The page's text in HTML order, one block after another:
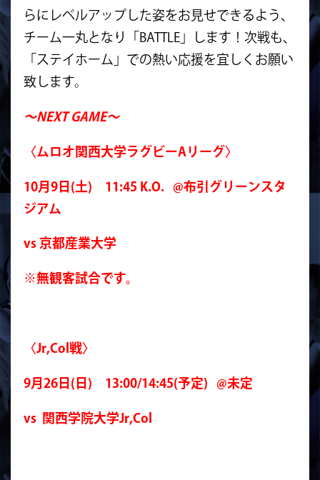
らにレベルアップした姿をお見せできるよう、
チーム一丸となり「BATTLE」します！次戦も、
「ステイホーム」での熱い応援を宜しくお願い
致します。
～NEXT GAME～
〈ムロオ関西大学ラグビーAリーグ〉
10月9日(土) 11:45 K.O. @布引グリーンスタ
ジアム
vs 京都産業大学
※無観客試合です。
〈Jr,Col戦〉
9月26日(日) 13:00/14:45(予定) @未定
vs 関西学院大学Jr,Col